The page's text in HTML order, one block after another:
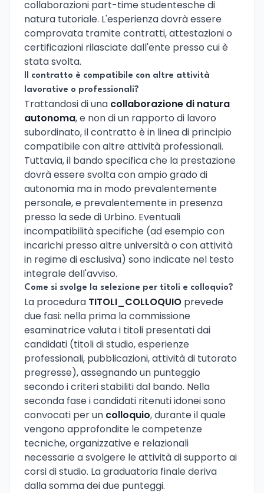
collaborazioni part-time studentesche di
natura tutoriale. L'esperienza dovrà essere
comprovata tramite contratti, attestazioni o
certificazioni rilasciate dall'ente presso cui è
stata svolta.
Il contratto è compatibile con altre attività
lavorative o professionali?
Trattandosi di una collaborazione di natura
autonoma, e non di un rapporto di lavoro
subordinato, il contratto è in linea di principio
compatibile con altre attività professionali.
Tuttavia, il bando specifica che la prestazione
dovrà essere svolta con ampio grado di
autonomia ma in modo prevalentemente
personale, e prevalentemente in presenza
presso la sede di Urbino. Eventuali
incompatibilità specifiche (ad esempio con
incarichi presso altre università o con attività
in regime di esclusiva) sono indicate nel testo
integrale dell'avviso.
Come si svolge la selezione per titoli e colloquio?
La procedura TITOLI_COLLOQUIO prevede
due fasi: nella prima la commissione
esaminatrice valuta i titoli presentati dai
candidati (titoli di studio, esperienze
professionali, pubblicazioni, attività di tutorato
pregresse), assegnando un punteggio
secondo i criteri stabiliti dal bando. Nella
seconda fase i candidati ritenuti idonei sono
convocati per un colloquio, durante il quale
vengono approfondite le competenze
tecniche, organizzative e relazionali
necessarie a svolgere le attività di supporto ai
corsi di studio. La graduatoria finale deriva
dalla somma dei due punteggi.